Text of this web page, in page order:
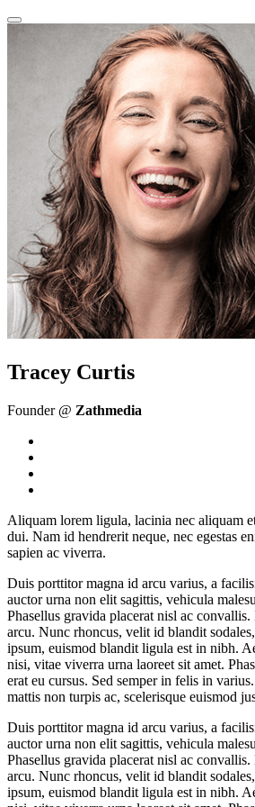
Tracey Curtis
Founder @ Zathmedia
Aliquam lorem ligula, lacinia nec aliquam
dui. Nam id hendrerit neque, nec egestas
sapien ac viverra.
Duis porttitor magna id arcu varius, a
auctor urna non elit sagittis, vehicula
Phasellus gravida placerat nisl ac convallis.
arcu. Nunc rhoncus, velit id blandit
ipsum, euismod blandit ligula est in nibh.
nisi, vitae viverra urna laoreet sit amet.
erat eu cursus. Sed semper in felis in
mattis non turpis ac, scelerisque euismod
Duis porttitor magna id arcu varius, a
auctor urna non elit sagittis, vehicula
Phasellus gravida placerat nisl ac convallis.
arcu. Nunc rhoncus, velit id blandit
ipsum, euismod blandit ligula est in nibh.